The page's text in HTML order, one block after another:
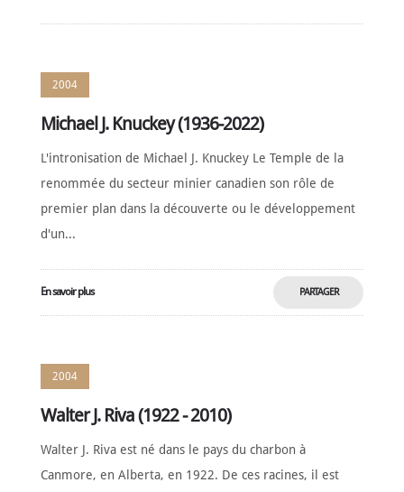
NOUVELLES
DE
CONTACT
Français
2004
Michael J. Knuckey (1936-2022)
L'intronisation de Michael J. Knuckey Le Temple de la
renommée du secteur minier canadien son rôle de
premier plan dans la découverte ou le développement
d'un...
En savoir plus PARTAGER
2004
Walter J. Riva (1922 - 2010)
Walter J. Riva est né dans le pays du charbon à
Canmore, en Alberta, en 1922. De ces racines, il est